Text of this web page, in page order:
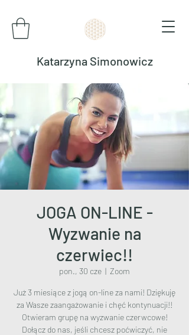
Katarzyna Simonowicz
JOGA ON-LINE -
Wyzwanie na
czerwiec!!
pon., 30 cze
  |
Zoom
Już 3 miesiące z jogą on-line za nami! Dziękuję
za Wasze zaangażowanie i chęć kontynuacji!!
Otwieram grupę na wyzwanie czerwcowe!
Dołącz do nas, jeśli chcesz poćwiczyć, nie